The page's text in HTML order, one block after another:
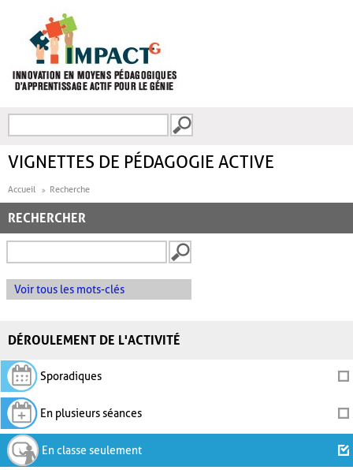
FORMULAIRE DE
VIGNETTES DE PÉDAGOGIE ACTIVE
Accueil Recherche
RECHERCHER
Voir tous les mots-clés
DÉROULEMENT DE L'ACTIVITÉ
Sporadiques
En plusieurs séances
En classe seulement